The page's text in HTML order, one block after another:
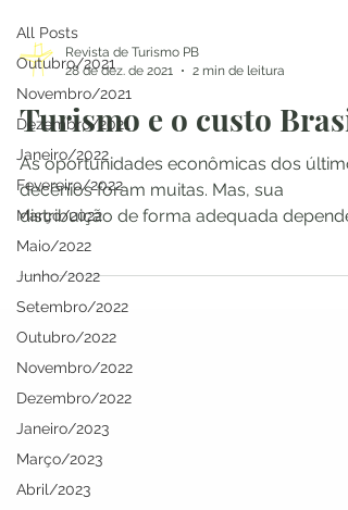
All Posts
Outubro/2021
Novembro/2021
Dezembro/2021
Janeiro/2022
Fevereiro/2022
Março/2022
Maio/2022
Junho/2022
Setembro/2022
Outubro/2022
Novembro/2022
Dezembro/2022
Janeiro/2023
Março/2023
Abril/2023
Revista de Turismo PB
28 de dez. de 2021
2 min de leitura
Turismo e o custo Brasil
As oportunidades econômicas dos
decênios foram muitas. Mas, sua
distribuição de forma adequada depende
de uma política saudável,...